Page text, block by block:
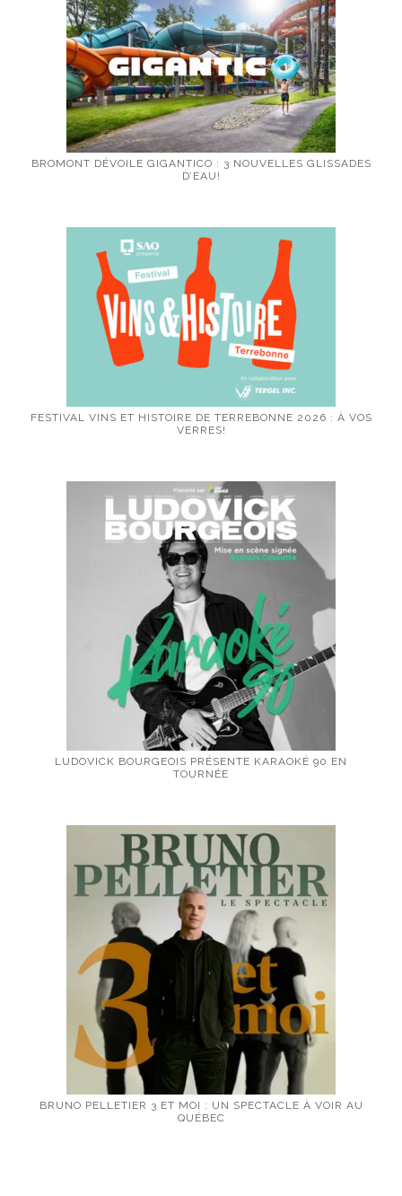
BROMONT DÉVOILE GIGANTICO : 3 NOUVELLES GLISSADES
D’EAU!
FESTIVAL VINS ET HISTOIRE DE TERREBONNE 2026 : À VOS
VERRES!
LUDOVICK BOURGEOIS PRÉSENTE KARAOKÉ 90 EN
TOURNÉE
BRUNO PELLETIER 3 ET MOI : UN SPECTACLE À VOIR AU
QUÉBEC